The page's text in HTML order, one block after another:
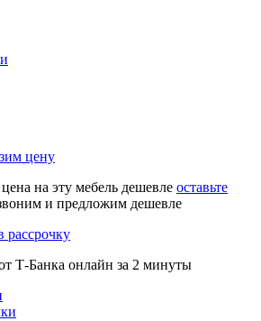
цену
на эту мебель дешевле оставьте
и предложим дешевле
рассрочку
Т-Банка онлайн за 2 минуты